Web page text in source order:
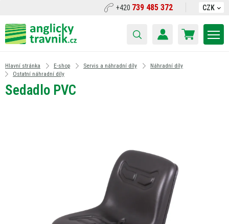
+420 739 485 372 CZK
Hlavní stránka E-shop Servis a náhradní díly
Náhradní díly
Ostatní náhradní díly
Sedadlo PVC